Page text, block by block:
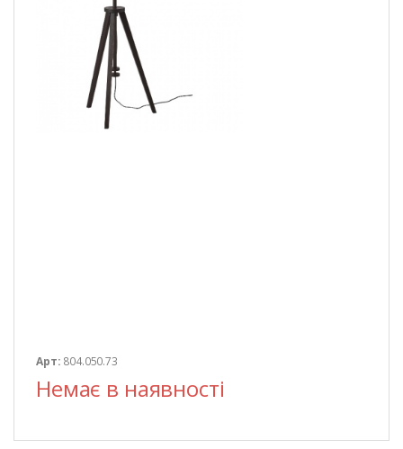
Арт: 804.050.73
Немає в наявності